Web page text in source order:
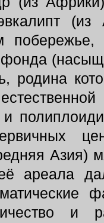
(из
родина
и
Азия)
ареала
и